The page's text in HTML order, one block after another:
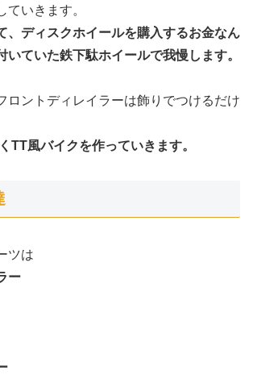
ていきます。
、ディスクホイールを購入するお金なん
いていた鉄下駄ホイールで我慢します。
ロントディレイラーは飾りでつけるだけ
TT風バイクを作っていきます。
ツは
ー